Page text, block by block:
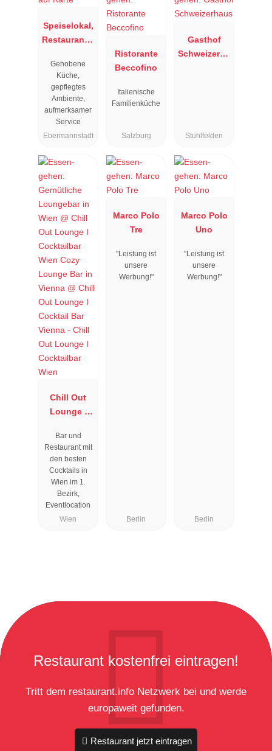
Speiselokal,
Restaurant "
"
Gehobene
Küche,
gepflegtes
Ambiente,
aufmerksamer
Service
Ebermannstadt
Ristorante
Beccofino
Italienische
Familienküche
Salzburg
Gasthof
Schweizerha
Stuhlfelden
Chill Out
Lounge I
Wien
Bar und
Restaurant mit
den besten
Cocktails in
Wien im 1.
Bezirk,
Eventlocation
Wien
Marco Polo
Tre
"Leistung ist
unsere
Werbung!"
Berlin
Marco Polo
Uno
"Leistung ist
unsere
Werbung!"
Berlin
Restaurant kostenfrei eintragen!
Tritt dem restaurant.info Netzwerk bei und werde
europaweit gefunden.
Restaurant jetzt eintragen